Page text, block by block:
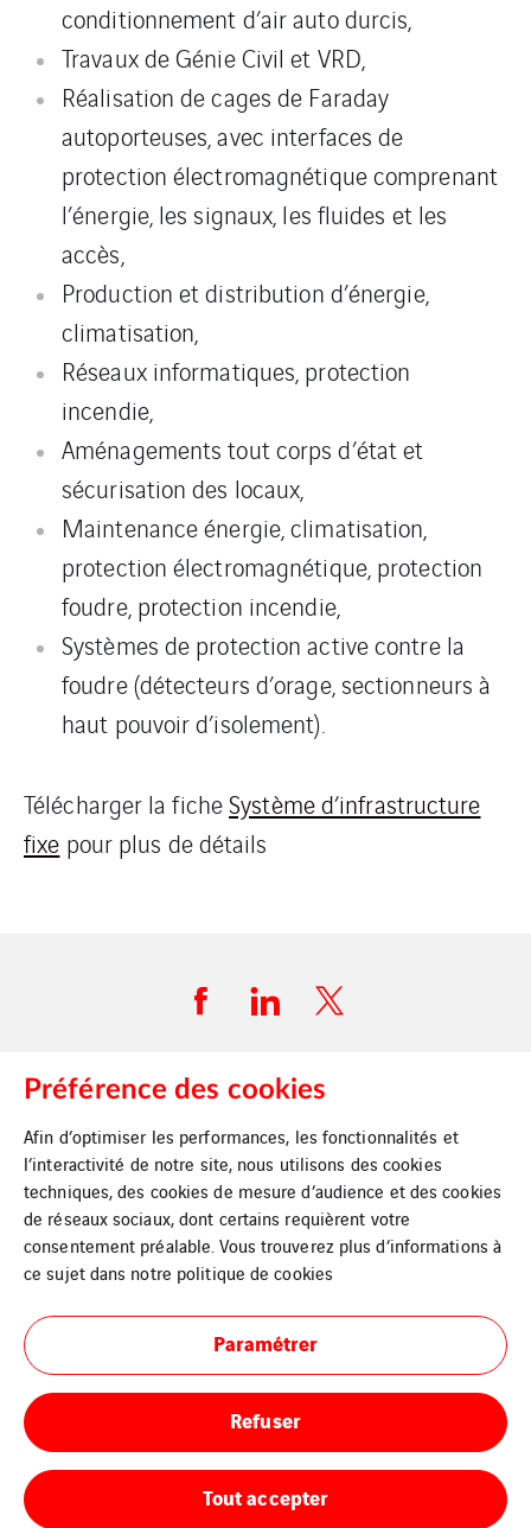
conditionnement d’air auto durcis,
Travaux de Génie Civil et VRD,
Réalisation de cages de Faraday
autoporteuses, avec interfaces de
protection électromagnétique comprenant
l’énergie, les signaux, les fluides et les
accès,
Production et distribution d’énergie,
climatisation,
Réseaux informatiques, protection
incendie,
Aménagements tout corps d’état et
sécurisation des locaux,
Maintenance énergie, climatisation,
protection électromagnétique, protection
foudre, protection incendie,
Systèmes de protection active contre la
foudre (détecteurs d’orage, sectionneurs à
haut pouvoir d’isolement).
Télécharger la ficheSystème d’infrastructure
fixe pour plus de détails
Mentions légales
Politique d’utilisation des cookies
Préférence des cookies
Afin d’optimiser les performances, les fonctionnalités et
l’interactivité de notre site, nous utilisons des cookies
techniques, des cookies de mesure d’audience et des cookies
de réseaux sociaux, dont certains requièrent votre
consentement préalable. Vous trouverez plus d’informations à
ce sujet dans notre politique de cookies
Paramétrer
Refuser
Tout accepter